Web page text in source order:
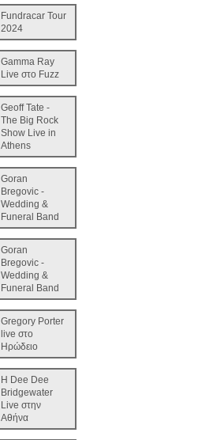
Fundracar Tour
2024
Gamma Ray
Live στο Fuzz
Geoff Tate -
The Big Rock
Show Live in
Athens
Goran
Bregovic -
Wedding &
Funeral Band
Goran
Bregovic -
Wedding &
Funeral Band
Gregory Porter
live στο
Ηρώδειο
H Dee Dee
Bridgewater
Live στην
Αθήνα